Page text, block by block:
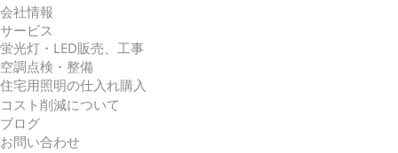
会社情報
サービス
蛍光灯・LED販売、工事
空調点検・整備
住宅用照明の仕入れ購入
コスト削減について
ブログ
お問い合わせ